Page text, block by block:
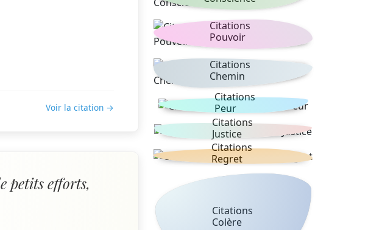
Voir la citation →
petits efforts,
Citations
Pouvoir
Citations
Chemin
Citations
Peur
Citations
Justice
Citations
Regret
Citations
Colère